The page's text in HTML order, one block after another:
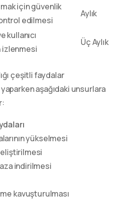
için güvenlik
edilmesi
Aylık
kullanıcı
izlenmesi
Üç Aylık
çeşitli faydalar
aşağıdaki unsurlara
yükselmesi
aza indirilmesi
kavuşturulması